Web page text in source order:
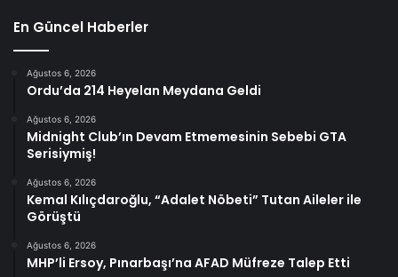
En Güncel Haberler
Ağustos 6, 2026
Ordu’da 214 Heyelan Meydana Geldi
Ağustos 6, 2026
Midnight Club’ın Devam Etmemesinin Sebebi GTA
Serisiymiş!
Ağustos 6, 2026
Kemal Kılıçdaroğlu, “Adalet Nöbeti” Tutan Aileler ile
Görüştü
Ağustos 6, 2026
MHP’li Ersoy, Pınarbaşı’na AFAD Müfreze Talep Etti